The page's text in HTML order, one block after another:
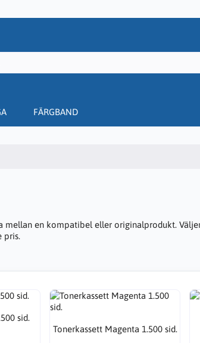
FÄRGBAND
mellan en kompatibel eller originalprodukt.
pris.
sid.
Tonerkassett Magenta 1.500 sid.